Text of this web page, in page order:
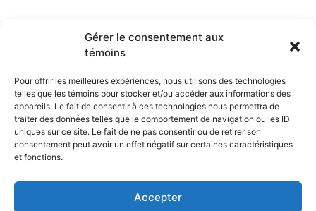
Gérer le consentement aux
témoins
Pour offrir les meilleures expériences, nous utilisons des technologies
telles que les témoins pour stocker et/ou accéder aux informations des
appareils. Le fait de consentir à ces technologies nous permettra de
traiter des données telles que le comportement de navigation ou les ID
uniques sur ce site. Le fait de ne pas consentir ou de retirer son
consentement peut avoir un effet négatif sur certaines caractéristiques
et fonctions.
Accepter
Les éditeurs
Les experts et collaborateurs